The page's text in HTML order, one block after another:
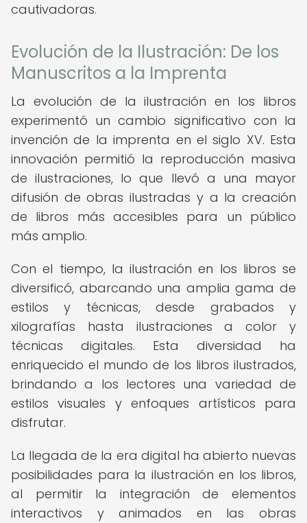
cautivadoras.
Evolución de la Ilustración: De los
Manuscritos a la Imprenta
La evolución de la ilustración en los libros
experimentó un cambio significativo con la
invención de la imprenta en el siglo XV. Esta
innovación permitió la reproducción masiva
de ilustraciones, lo que llevó a una mayor
difusión de obras ilustradas y a la creación
de libros más accesibles para un público
más amplio.
Con el tiempo, la ilustración en los libros se
diversificó, abarcando una amplia gama de
estilos y técnicas, desde grabados y
xilografías hasta ilustraciones a color y
técnicas digitales. Esta diversidad ha
enriquecido el mundo de los libros ilustrados,
brindando a los lectores una variedad de
estilos visuales y enfoques artísticos para
disfrutar.
La llegada de la era digital ha abierto nuevas
posibilidades para la ilustración en los libros,
al permitir la integración de elementos
interactivos y animados en las obras